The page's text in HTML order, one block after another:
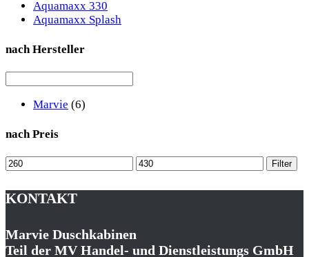
Aquamaxx 330
Aquamaxx Splash
nach Hersteller
Marvie (6)
nach Preis
Min.
Max.
Filter
KONTAKT
Marvie Duschkabinen
Teil der MV Handel- und Dienstleistungs GmbH